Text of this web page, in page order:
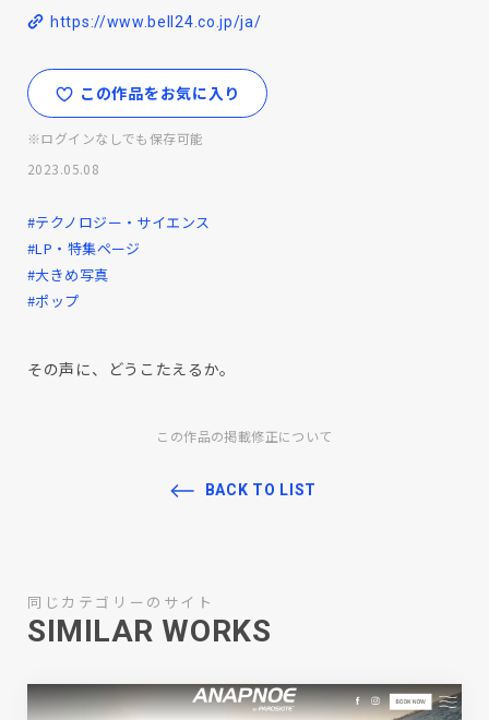
https://www.bell24.co.jp/ja/
この作品をお気に入り
※ログインなしでも保存可能
2023.05.08
#テクノロジー・サイエンス
#LP・特集ページ
#大きめ写真
#ポップ
その声に、どうこたえるか。
この作品の掲載修正について
BACK TO LIST
同じカテゴリーのサイト
SIMILAR WORKS